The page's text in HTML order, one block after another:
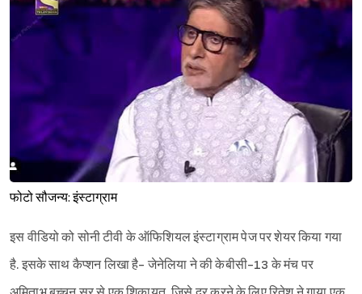
फोटो सौजन्य: इंस्टाग्राम
इस वीडियो को सोनी टीवी के ऑफिशियल इंस्टाग्राम पेज पर शेयर किया गया
है. इसके साथ कैप्शन लिखा है- जेनेलिया ने की केबीसी-13 के मंच पर